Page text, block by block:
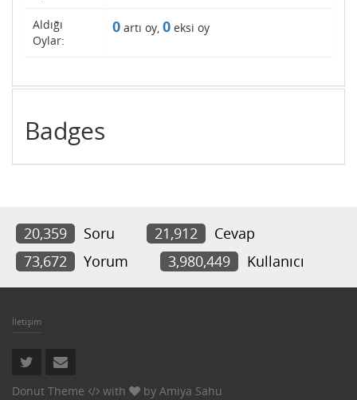
Aldığı
Oylar:
0 artı oy, 0 eksi oy
Badges
20,359 Soru 21,912
Cevap
73,672
Yorum 3,980,449 Kullanıcı
İletişim
Donut Theme with by Amiya Sahu